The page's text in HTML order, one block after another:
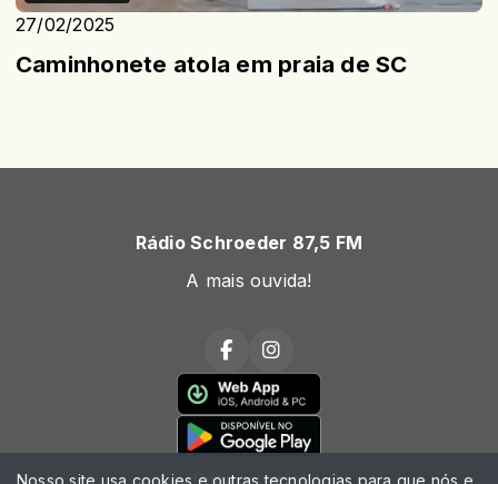
27/02/2025
Caminhonete atola em praia de SC
Rádio Schroeder 87,5 FM
A mais ouvida!
Página Inicial
Nosso site usa cookies e outras tecnologias para que nós e